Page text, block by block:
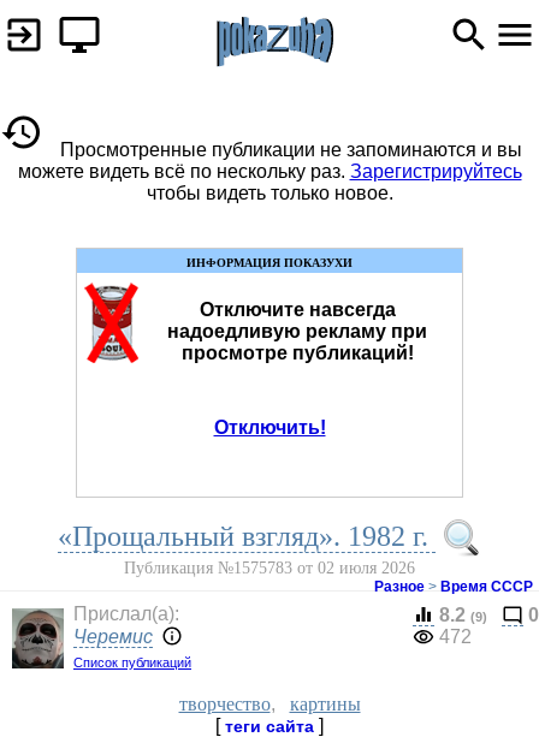
Просмотренные публикации не запоминаются и вы
можете видеть всё по нескольку раз. Зарегистрируйтесь
чтобы видеть только новое.
ИНФОРМАЦИЯ ПОКАЗУХИ
Отключите навсегда
надоедливую рекламу при
просмотре публикаций!
Отключить!
«Прощальный взгляд». 1982 г.
Публикация №1575783 от 02 июля 2026
Разное > Время СССР
Прислал(a):
Черемис
Список публикаций
8.2 (9)
0
472
творчество, картины
[теги сайта ]